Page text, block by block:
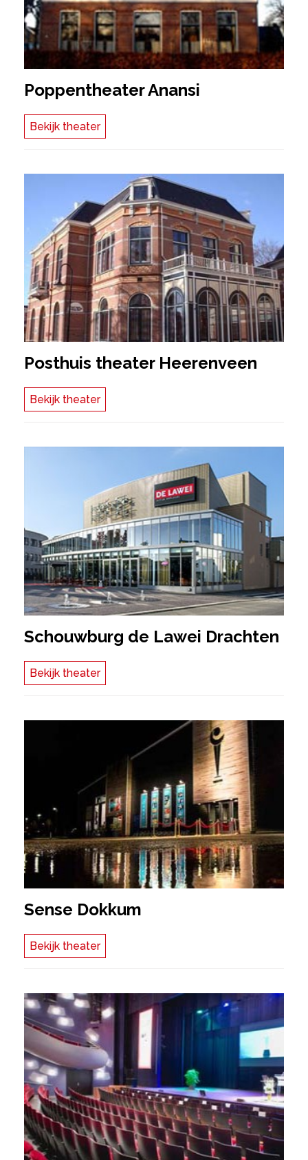
Poppentheater Anansi
Bekijk theater
Posthuis theater Heerenveen
Bekijk theater
Schouwburg de Lawei Drachten
Bekijk theater
Sense Dokkum
Bekijk theater